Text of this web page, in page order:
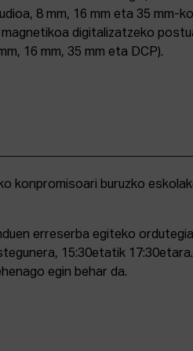
8 mm, 16 mm eta 35 mm-ko
digitalizatzeko
16 mm, 35 mm eta DCP).
erreserba egiteko ordutegia
15:30etatik 17:30etara.
egin behar da.